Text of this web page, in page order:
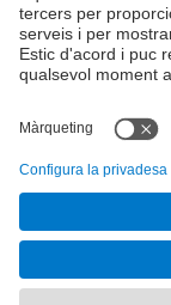
E-mail :
Formulari de
Junta PAS